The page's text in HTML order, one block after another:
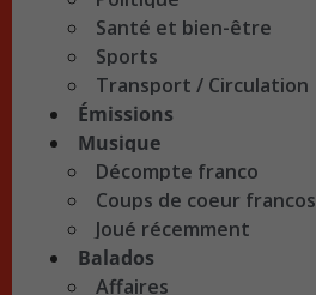
Santé et bien-être
Sports
Transport / Circulation
Émissions
Musique
Décompte franco
Coups de coeur francos
Joué récemment
Balados
Affaires